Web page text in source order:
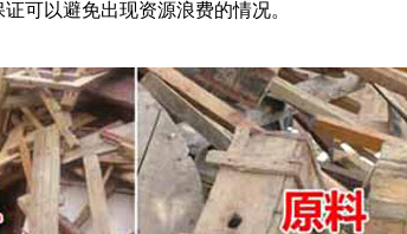
可以避免出现资源浪费的情况。